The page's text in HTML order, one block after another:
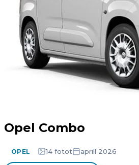
Opel Combo
OPEL 14 fotot aprill 2026